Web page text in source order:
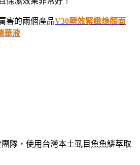
害的兩個產品V30瞬效緊緻煥顏面
華液
隊，使用台灣本土虱目魚魚鱗萃取